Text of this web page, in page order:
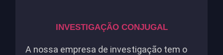
INVESTIGAÇÃO CONJUGAL
A nossa empresa de investigação tem o